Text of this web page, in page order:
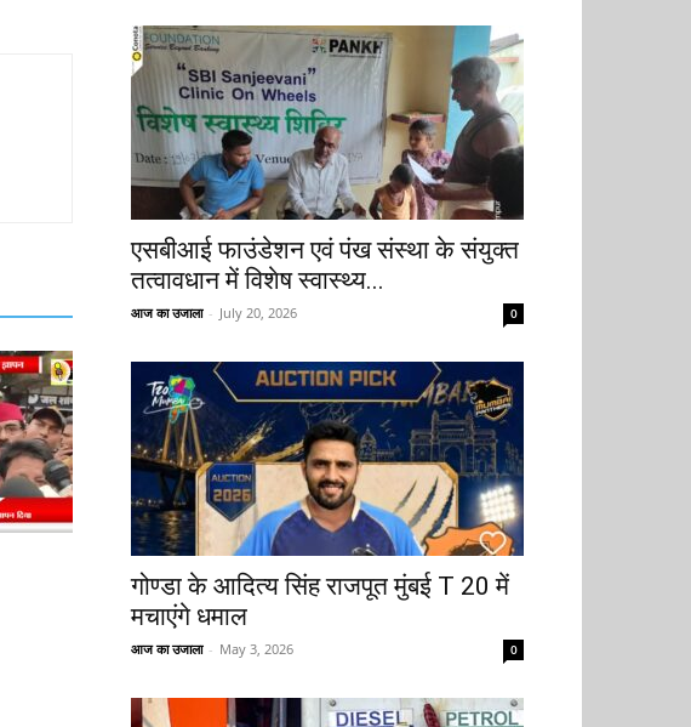
एसबीआई फाउंडेशन एवं पंख संस्था के संयुक्त
तत्वावधान में विशेष स्वास्थ्य...
आज का उजाला - July 20, 2026 0
गोण्डा के आदित्य सिंह राजपूत मुंबई T 20 में
मचाएंगे धमाल
आज का उजाला - May 3, 2026 0